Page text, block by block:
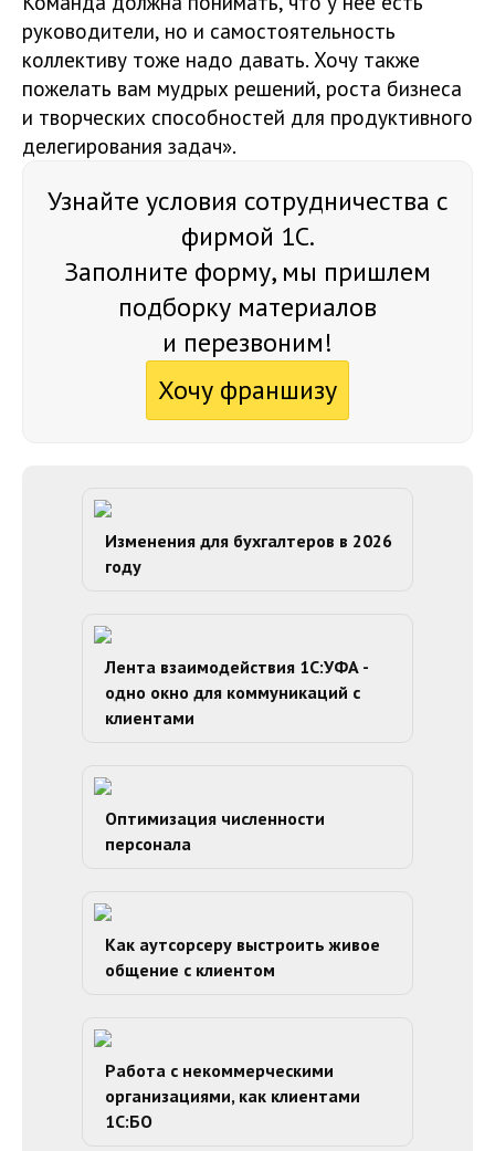
руководители, но и самостоятельность
коллективу тоже надо давать. Хочу также
пожелать вам мудрых решений, роста бизнеса
и творческих способностей для продуктивного
делегирования задач».
Узнайте условия сотрудничества с
фирмой 1С.
Заполните форму, мы пришлем
подборку материалов
и перезвоним!
Хочу франшизу
Изменения для бухгалтеров в 2026
году
Лента взаимодействия 1С:УФА -
одно окно для коммуникаций с
клиентами
Оптимизация численности
персонала
Как аутсорсеру выстроить живое
общение с клиентом
Работа с некоммерческими
организациями, как клиентами
1С:БО